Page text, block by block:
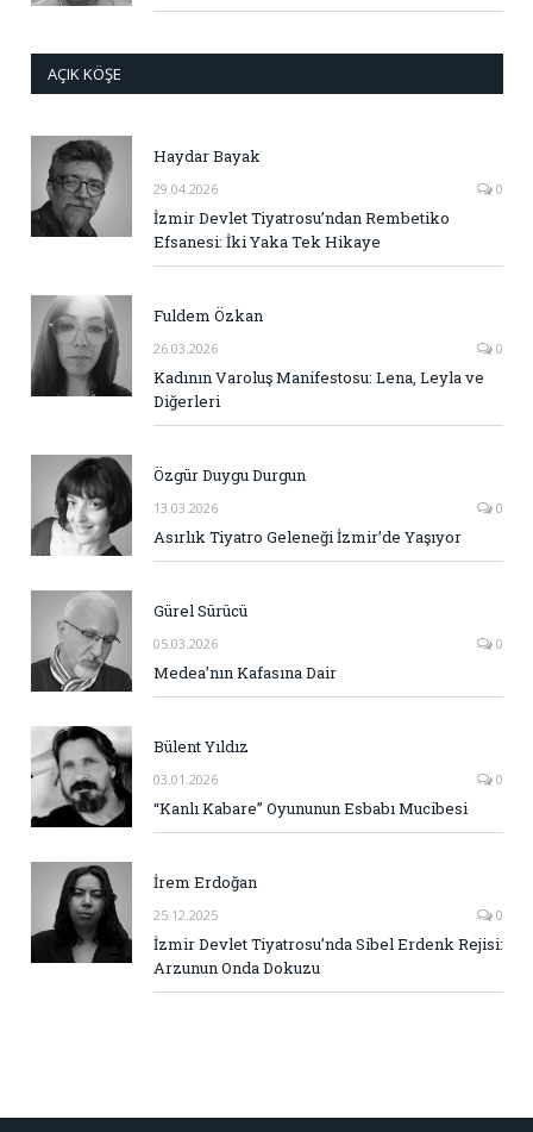
AÇIK KÖŞE
Haydar Bayak
29.04.2026 0
İzmir Devlet Tiyatrosu’ndan Rembetiko
Efsanesi: İki Yaka Tek Hikaye
Fuldem Özkan
26.03.2026 0
Kadının Varoluş Manifestosu: Lena, Leyla ve
Diğerleri
Özgür Duygu Durgun
13.03.2026 0
Asırlık Tiyatro Geleneği İzmir’de Yaşıyor
Gürel Sürücü
05.03.2026 0
Medea’nın Kafasına Dair
Bülent Yıldız
03.01.2026 0
“Kanlı Kabare” Oyununun Esbabı Mucibesi
İrem Erdoğan
25.12.2025 0
İzmir Devlet Tiyatrosu’nda Sibel Erdenk Rejisi:
Arzunun Onda Dokuzu